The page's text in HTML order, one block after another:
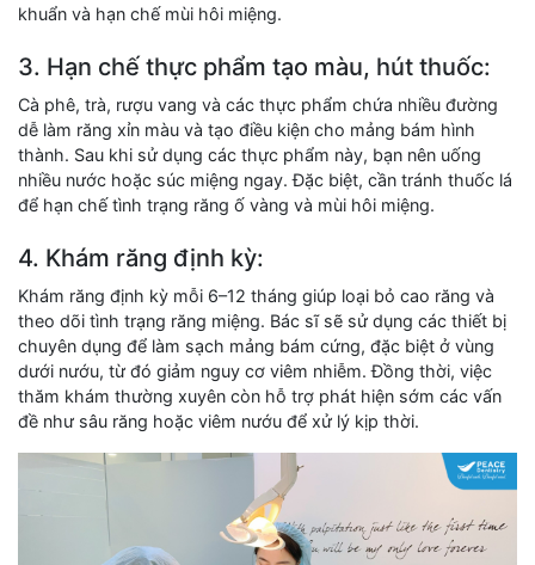
khuẩn và hạn chế mùi hôi miệng.
3. Hạn chế thực phẩm tạo màu, hút thuốc:
Cà phê, trà, rượu vang và các thực phẩm chứa nhiều đường
dễ làm răng xỉn màu và tạo điều kiện cho mảng bám hình
thành. Sau khi sử dụng các thực phẩm này, bạn nên uống
nhiều nước hoặc súc miệng ngay. Đặc biệt, cần tránh thuốc lá
để hạn chế tình trạng răng ố vàng và mùi hôi miệng.
4. Khám răng định kỳ:
Khám răng định kỳ mỗi 6–12 tháng giúp loại bỏ cao răng và
theo dõi tình trạng răng miệng. Bác sĩ sẽ sử dụng các thiết bị
chuyên dụng để làm sạch mảng bám cứng, đặc biệt ở vùng
dưới nướu, từ đó giảm nguy cơ viêm nhiễm. Đồng thời, việc
thăm khám thường xuyên còn hỗ trợ phát hiện sớm các vấn
đề như sâu răng hoặc viêm nướu để xử lý kịp thời.